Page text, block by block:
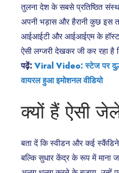
तुलना देश के सबसे प्रतिष्ठित
अपनी भड़ास और हैरानी कुछ इस
आईआईटी और आईआईएम के
ऐसी लग्जरी देखकर जी कर रहा
पढ़ें: Viral Video: स्टेज पर
वायरल हुआ इमोशनल वीडियो
क्यों हैं ऐसी
बता दें कि स्वीडन और कई
बल्कि सुधार केंद्र के रूप में माना